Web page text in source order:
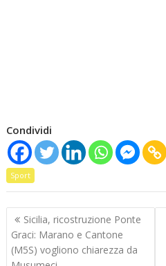
Condividi
Sport
Navigazione
articoli
Sicilia, ricostruzione Ponte
Graci: Marano e Cantone
(M5S) vogliono chiarezza da